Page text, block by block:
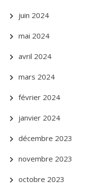
juin 2024
mai 2024
avril 2024
mars 2024
février 2024
janvier 2024
décembre 2023
novembre 2023
octobre 2023